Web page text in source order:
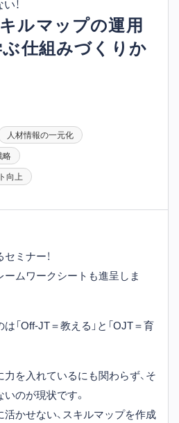
！
ルマップの運用
仕組みづくりか
人材情報の一元化
略
向上
ミナー！
ムワークシートも進呈しま
「Off-JT＝教える」と「OJT＝育
を入れているにも関わらず、そ
のが現状です。
かせない、スキルマップを作成